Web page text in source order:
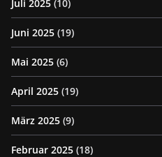
Juli 2025 (10)
Juni 2025 (19)
Mai 2025 (6)
April 2025 (19)
März 2025 (9)
Februar 2025 (18)